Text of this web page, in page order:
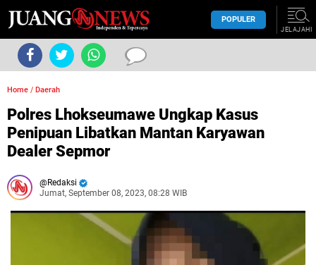
POPULER
JELAJAHI
Home / Daerah
Polres Lhokseumawe Ungkap Kasus
Penipuan Libatkan Mantan Karyawan
Dealer Sepmor
Redaksi
Jumat, September 08, 2023, 08:28 WIB